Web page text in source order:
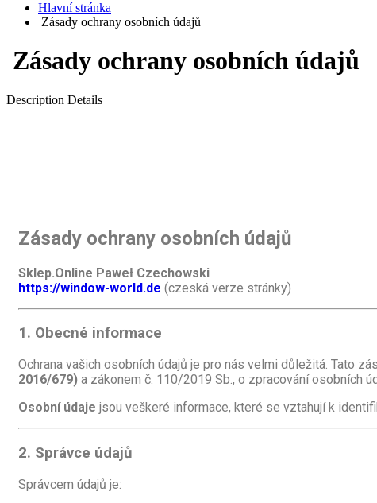
Hlavní stránka
Zásady ochrany osobních údajů
Zásady ochrany osobních údajů
Description Details
Zásady ochrany osobních údajů
Sklep.Online Paweł Czechowski
https://window-world.de (czeská verze stránky)
1. Obecné informace
Ochrana vašich osobních údajů je pro nás velmi důležitá. Tato
2016/679) a zákonem č. 110/2019 Sb., o zpracování osobních
Osobní údaje jsou veškeré informace, které se vztahují k
2. Správce údajů
Správcem údajů je: